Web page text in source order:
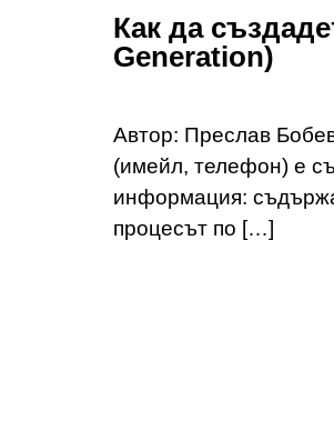
Как да
Generation)
Автор: Преслав
(имейл, телефон) е
информация:
процесът по […]